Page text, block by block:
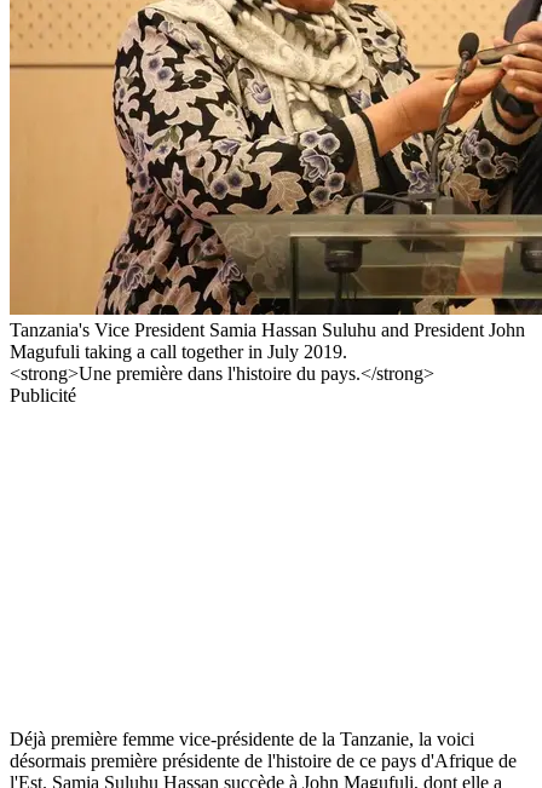
Tanzania's Vice President Samia Hassan Suluhu and President John
Magufuli taking a call together in July 2019.
<strong>Une première dans l'histoire du pays.</strong>
Publicité
Déjà première femme vice-présidente de la Tanzanie, la voici
désormais première présidente de l'histoire de ce pays d'Afrique de
l'Est. Samia Suluhu Hassan succède à John Magufuli, dont elle a